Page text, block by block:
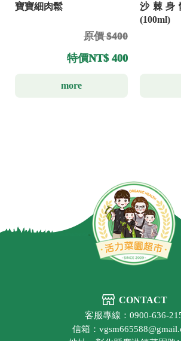
寶寶細肉鬆
原價 $400
特價NT$ 400
more
沙棘身
(100ml)
CONTACT
客服專線：0900-636-
信箱：